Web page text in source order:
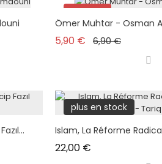
Promo !
plus en stock
Ömer Muhtar - Osman
5,90 € Prix de base
6,90 €Prix
plus en stock
Islam, La Réforme
22,00 €